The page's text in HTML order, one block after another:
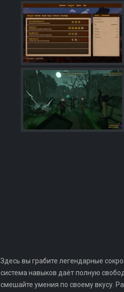
Здесь вы грабите легендарные
система навыков даёт полную
смешайте умения по своему вкусу.